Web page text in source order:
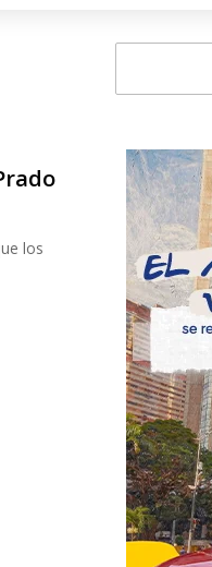
los